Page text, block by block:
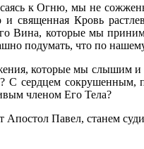
к Огню, мы не
и священная Кровь
Вина, которые мы
подумать, что по
которые мы слышим
С сердцем
членом Его Тела?
Апостол Павел, станем